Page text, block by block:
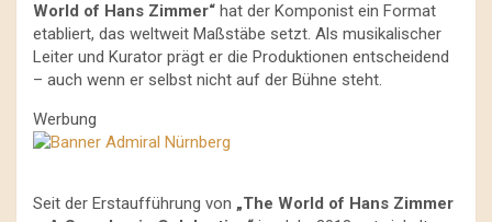
World of Hans Zimmer“ hat der Komponist ein Format
etabliert, das weltweit Maßstäbe setzt. Als musikalischer
Leiter und Kurator prägt er die Produktionen entscheidend
– auch wenn er selbst nicht auf der Bühne steht.
Werbung
Seit der Erstaufführung von „The World of Hans Zimmer